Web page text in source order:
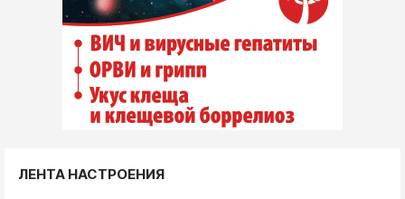
ЛЕНТА НАСТРОЕНИЯ